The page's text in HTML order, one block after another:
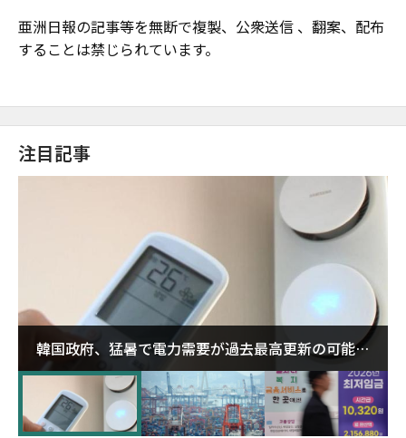
亜洲日報の記事等を無断で複製、公衆送信 、翻案、配布
することは禁じられています。
注目記事
韓国政府、猛暑で電力需要が過去最高更新の可能性
に需給対応体制を点検